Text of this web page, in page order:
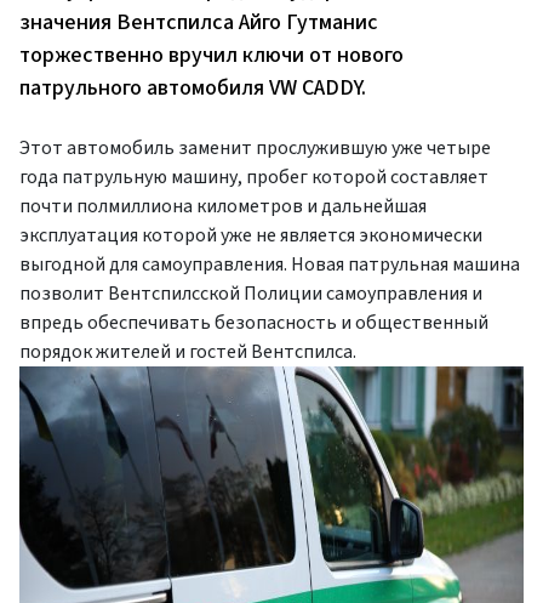
значения Вентспилса Айго Гутманис
торжественно вручил ключи от нового
патрульного автомобиля VW CADDY.
Этот автомобиль заменит прослужившую уже четыре
года патрульную машину, пробег которой составляет
почти полмиллиона километров и дальнейшая
эксплуатация которой уже не является экономически
выгодной для самоуправления. Новая патрульная машина
позволит Вентспилсской Полиции самоуправления и
впредь обеспечивать безопасность и общественный
порядок жителей и гостей Вентспилса.